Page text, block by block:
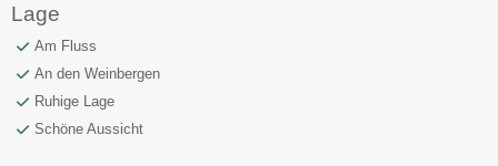
Lage
Am Fluss
An den Weinbergen
Ruhige Lage
Schöne Aussicht